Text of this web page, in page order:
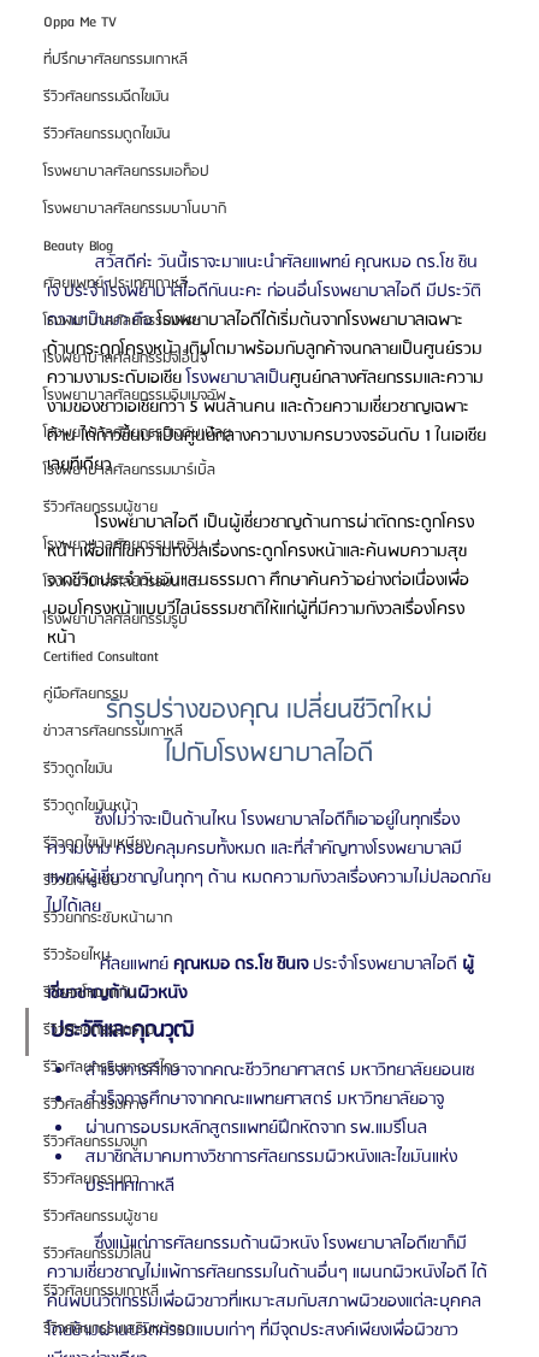
Oppa Me TV
ที่ปรึกษาศัลยกรรมเกาหลี
รีวิวศัลยกรรมฉีดไขมัน
รีวิวศัลยกรรมดูดไขมัน
โรงพยาบาลศัลยกรรมเอท็อป
โรงพยาบาลศัลยกรรมบาโนบากิ
Beauty Blog
ศัลยแพทย์ ประเทศเกาหลี
โรงพยาบาลศัลยกรรมเฟรช
โรงพยาบาลศัลยกรรมจีเอ็นจี
โรงพยาบาลศัลยกรรมอิมเมจอัพ
โรงพยาบาลศัลยกรรมเจดับเบิลยู
โรงพยาบาลศัลยกรรมมาร์เบิ้ล
รีวิวศัลยกรรมผู้ชาย
โรงพยาบาลศัลยกรรมมาอิน
โรงพยาบาลศัลยกรรมนานะ
โรงพยาบาลศัลยกรรมรูบี
Certified Consultant
คู่มือศัลยกรรม
ข่าวสารศัลยกรรมเกาหลี
รีวิวดูดไขมัน
รีวิวดูดไขมันหน้า
รีวิวดูดไขมันเหนียง
รีวิวยกกระชับ
รีวิวยกกระชับหน้าผาก
รีวิวร้อยไหม
รีวิวลดโหนกแก้ม
รีวิวศัลยกรรมกราม
รีวิวศัลยกรรมขากรรไกร
รีวิวศัลยกรรมคาง
รีวิวศัลยกรรมจมูก
รีวิวศัลยกรรมตา
รีวิวศัลยกรรมผู้ชาย
รีวิวศัลยกรรมวีไลน์
รีวิวศัลยกรรมเกาหลี
รีวิวศัลยกรรมเสริมหน้าอก
          สวัสดีค่ะ วันนี้เราจะมาแนะนำศัลยแพทย์ คุณหมอ ดร.โช ชิน
เจ ประจำโรงพยาบาลไอดีกันนะคะ ก่อนอื่นโรงพยาบาลไอดี มีประวัติ
ความเป็นมา คือ โรงพยาบาลไอดีได้เริ่มต้นจากโรงพยาบาลเฉพาะ
ด้านกระดูกโครงหน้า เติบโตมาพร้อมกับลูกค้าจนกลายเป็นศูนย์รวม
ความงามระดับเอเชีย โรงพยาบาลเป็นศูนย์กลางศัลยกรรมและความ
งามของชาวเอเชียกว่า 5 พันล้านคน และด้วยความเชี่ยวชาญเฉพาะ
ด้าน ได้ก้าวขึ้นมาเป็นศูนย์กลางความงามครบวงจรอันดับ 1 ในเอเชีย
เลยทีเดียว
โรงพยาบาลไอดี เป็นผู้เชี่ยวชาญด้านการผ่าตัดกระดูกโครง
หน้า เพื่อแก้ไขความกังวลเรื่องกระดูกโครงหน้าและค้นพบความสุข
จากชีวิตประจำวันอันแสนธรรมดา ศึกษาค้นคว้าอย่างต่อเนื่องเพื่อ
มอบโครงหน้าแบบวีไลน์ธรรมชาติให้แก่ผู้ที่มีความกังวลเรื่องโครง
หน้า
รักรูปร่างของคุณ เปลี่ยนชีวิตใหม่
ไปกับโรงพยาบาลไอดี
          ซึ่งไม่ว่าจะเป็นด้านไหน โรงพยาบาลไอดีก็เอาอยู่ในทุกเรื่อง
ความงาม ครอบคลุมครบทั้งหมด และที่สำคัญทางโรงพยาบาลมี
แพทย์ผู้เชี่ยวชาญในทุกๆ ด้าน หมดความกังวลเรื่องความไม่ปลอดภัย
ไปได้เลย
           ศัลยแพทย์
คุณหมอ ดร.โช ชินเจ ประจำโรงพยาบาลไอดี ผู้
เชี่ยวชาญด้านผิวหนัง
ประวัติและคุณวุฒิ
สำเร็จการศึกษาจากคณะชีววิทยาศาสตร์ มหาวิทยาลัยยอนเซ
สำเร็จการศึกษาจากคณะแพทยศาสตร์ มหาวิทยาลัยอาจู
ผ่านการอบรมหลักสูตรแพทย์ฝึกหัดจาก รพ.แมรีโนล
สมาชิกสมาคมทางวิชาการศัลยกรรมผิวหนังและไขมันแห่ง
ประเทศเกาหลี
          ซึ่งแม้แต่การศัลยกรรมด้านผิวหนัง โรงพยาบาลไอดีเขาก็มี
ความเชี่ยวชาญไม่แพ้การศัลยกรรมในด้านอื่นๆ แผนกผิวหนังไอดี ได้
ค้นพบนวัตกรรมเพื่อผิวขาวที่เหมาะสมกับสภาพผิวของแต่ละบุคคล
โดยข้ามผ่านนวัตกรรมแบบเก่าๆ ที่มีจุดประสงค์เพียงเพื่อผิวขาว